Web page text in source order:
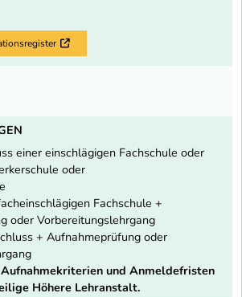
Externer Link
einer einschlägigen Fachschule oder
oder
Fachschule +
oder Vorbereitungslehrgang
+ Aufnahmeprüfung oder
und Anmeldefristen
Höhere Lehranstalt.